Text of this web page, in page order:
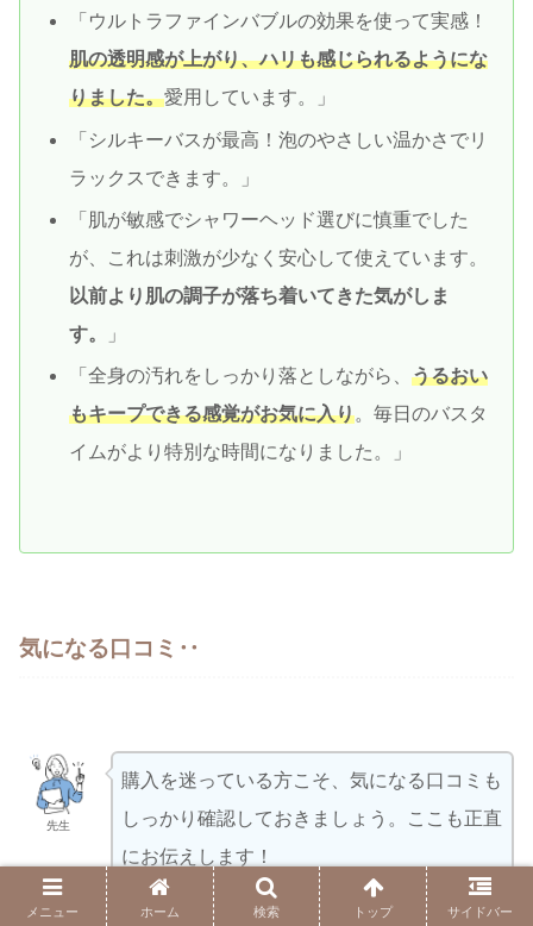
「ウルトラファインバブルの効果を使って実感！
肌の透明感が上がり、ハリも感じられるようにな
りました。愛用しています。」
「シルキーバスが最高！泡のやさしい温かさでリ
ラックスできます。」
「肌が敏感でシャワーヘッド選びに慎重でした
が、これは刺激が少なく安心して使えています。
以前より肌の調子が落ち着いてきた気がしま
す。
」
「全身の汚れをしっかり落としながら、うるおい
もキープできる感覚がお気に入り。毎日のバスタ
イムがより特別な時間になりました。」
気になる口コミ‥
先生
購入を迷っている方こそ、気になる口コミも
しっかり確認しておきましょう。ここも正直
にお伝えします！
メニュー ホーム 検索 トップ サイドバー